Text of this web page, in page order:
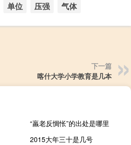
单位 压强 气体
下一篇
喀什大学小学教育是几本
“羸老反惆怅”的出处是哪里
2015大年三十是几号